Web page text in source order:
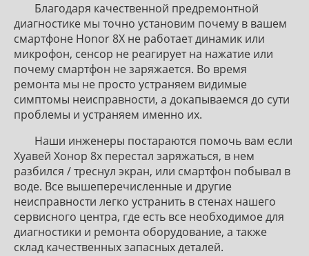
Благодаря качественной предремонтной
диагностике мы точно установим почему в вашем
смартфоне Honor 8X не работает динамик или
микрофон, сенсор не реагирует на нажатие или
почему смартфон не заряжается. Во время
ремонта мы не просто устраняем видимые
симптомы неисправности, а докапываемся до сути
проблемы и устраняем именно их.
Наши инженеры постараются помочь вам если
Хуавей Хонор 8х перестал заряжаться, в нем
разбился / треснул экран, или смартфон побывал в
воде. Все вышеперечисленные и другие
неисправности легко устранить в стенах нашего
сервисного центра, где есть все необходимое для
диагностики и ремонта оборудование, а также
склад качественных запасных деталей.